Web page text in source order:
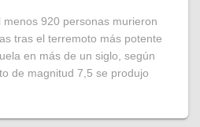
920 personas murieron
tras el terremoto más potente
en más de un siglo, según
de magnitud 7,5 se produjo